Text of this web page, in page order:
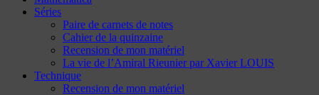
Séries
Paire de carnets de notes
Cahier de la quinzaine
Recension de mon matériel
La vie de l’Amiral Rieunier par Xavier LOUIS
Technique
Recension de mon matériel